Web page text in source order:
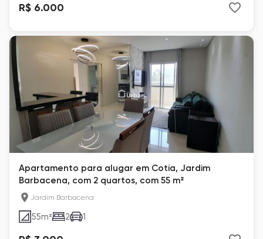
R$ 6.000
Apartamento para alugar em Cotia, Jardim
Barbacena, com 2 quartos, com 55 m²
Jardim Barbacena
55m² 2 1